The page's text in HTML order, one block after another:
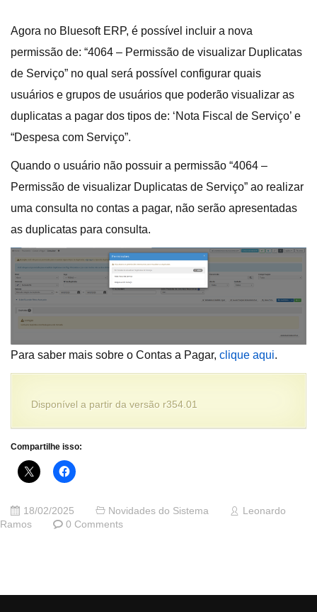
Agora no Bluesoft ERP, é possível incluir a nova
permissão de: “4064 – Permissão de visualizar Duplicatas
de Serviço” no qual será possível configurar quais
usuários e grupos de usuários que poderão visualizar as
duplicatas a pagar dos tipos de: ‘Nota Fiscal de Serviço’ e
“Despesa com Serviço”.
Quando o usuário não possuir a permissão “4064 –
Permissão de visualizar Duplicatas de Serviço” ao realizar
uma consulta no contas a pagar, não serão apresentadas
as duplicatas para consulta.
Para saber mais sobre o Contas a Pagar, clique aqui.
Disponível a partir da versão r354.01
Compartilhe isso:
18/02/2025 Novidades do Sistema
Leonardo
Ramos
0 Comments